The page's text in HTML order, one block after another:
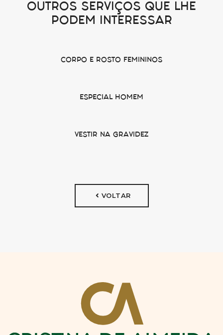
OUTROS SERVIÇOS QUE LHE
PODEM INTERESSAR
CORPO E ROSTO FEMININOS
ESPECIAL HOMEM
VESTIR NA GRAVIDEZ
VOLTAR